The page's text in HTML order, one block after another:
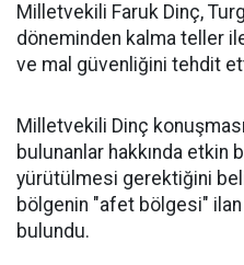
Milletvekili Faruk Dinç,
döneminden kalma teller
ve mal güvenliğini tehdit
Milletvekili Dinç
bulunanlar hakkında etkin
yürütülmesi gerektiğini
bölgenin "afet bölgesi"
bulundu.